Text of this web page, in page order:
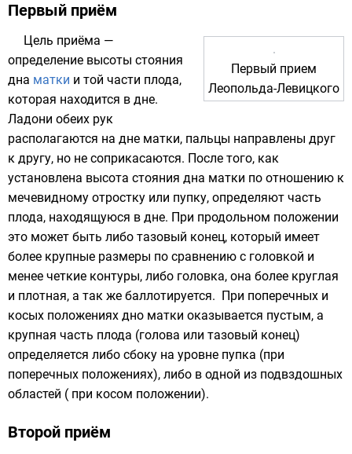
Первый приём
Первый прием
Леопольда-Левицкого
Цель приёма —
определение высоты стояния
дна матки и той части плода,
которая находится в дне.
Ладони обеих рук
располагаются на дне матки, пальцы направлены друг
к другу, но не соприкасаются. После того, как
установлена высота стояния дна матки по отношению к
мечевидному отростку или пупку, определяют часть
плода, находящуюся в дне. При продольном положении
это может быть либо тазовый конец, который имеет
более крупные размеры по сравнению с головкой и
менее четкие контуры, либо головка, она более круглая
и плотная, а так же баллотируется. При поперечных и
косых положениях дно матки оказывается пустым, а
крупная часть плода (голова или тазовый конец)
определяется либо сбоку на уровне пупка (при
поперечных положениях), либо в одной из подвздошных
областей ( при косом положении).
Второй приём